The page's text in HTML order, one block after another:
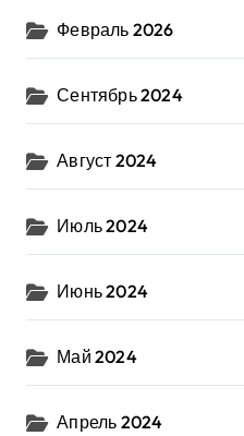
Февраль 2026
Сентябрь 2024
Август 2024
Июль 2024
Июнь 2024
Май 2024
Апрель 2024